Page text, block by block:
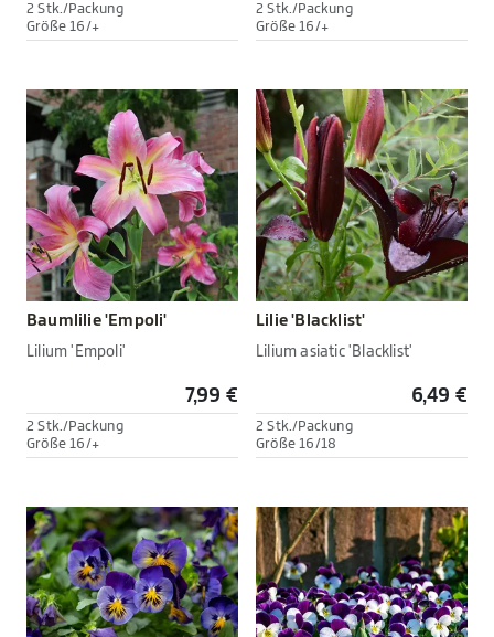
2 Stk./Packung
Größe 16/+
2 Stk./Packung
Größe 16/+
Baumlilie 'Empoli'
Lilium 'Empoli'
7,99 €
2 Stk./Packung
Größe 16/+
Lilie 'Blacklist'
Lilium asiatic 'Blacklist'
6,49 €
2 Stk./Packung
Größe 16/18